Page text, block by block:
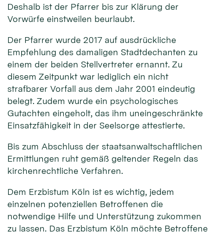
Deshalb ist der Pfarrer bis zur Klärung der
Vorwürfe einstweilen beurlaubt.
Der Pfarrer wurde 2017 auf ausdrückliche
Empfehlung des damaligen Stadtdechanten zu
einem der beiden Stellvertreter ernannt. Zu
diesem Zeitpunkt war lediglich ein nicht
strafbarer Vorfall aus dem Jahr 2001 eindeutig
belegt. Zudem wurde ein psychologisches
Gutachten eingeholt, das ihm uneingeschränkte
Einsatzfähigkeit in der Seelsorge attestierte.
Bis zum Abschluss der staatsanwaltschaftlichen
Ermittlungen ruht gemäß geltender Regeln das
kirchenrechtliche Verfahren.
Dem Erzbistum Köln ist es wichtig, jedem
einzelnen potenziellen Betroffenen die
notwendige Hilfe und Unterstützung zukommen
zu lassen. Das Erzbistum Köln möchte Betroffene